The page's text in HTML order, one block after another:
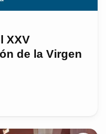
XXV
de la Virgen